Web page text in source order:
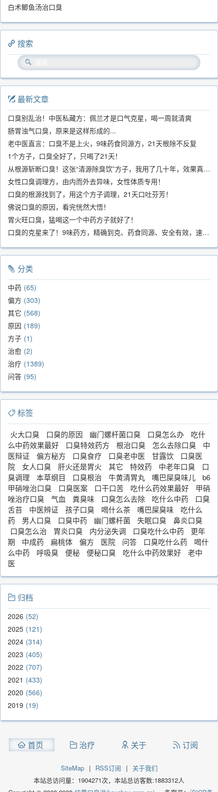
白术鲫鱼汤治口臭
搜索
最新文章
口臭别乱治！中医私藏方：佩兰才是口气克星，喝一周就清爽
肠胃浊气口臭，原来是这样形成的...
老中医直言：口臭不是上火，9味药食同源方，21天根除不反复
1个方子，口臭全好了，只喝了21天！
从根源斩断口臭！这张“清源除臭饮”方子，我用了几十年，效果真不错
女性口臭调理方，由内而外去异味，女性体质专用！
口臭的根源找到了，用这个方子调理，21天口吐芬芳！
佛说口臭的原因，看完恍然大悟！
胃火旺口臭，猛喝这一个中药方子就好了！
口臭的克星来了！9味药方，精确到克、药食同源、安全有效，速看！
分类
中药 65
偏方 303
其它 568
原因 189
方子 1
治愈 2
治疗 1389
问答 95
标签
火大口臭 口臭的原因 幽门螺杆菌口臭 口臭怎么办
吃什
么中药效果最好
口臭特效药方 根治口臭 怎么去除口臭
中
医辩证
偏方秘方 口臭食疗 口臭老中医 甘露饮
口臭医
院
女人口臭 肝火还是胃火 其它 特效药 中老年口臭
口
臭调理
本草纲目 口臭根治 牛黄清胃丸 嘴巴屎臭味儿
b6
甲硝唑治口臭
口臭医案 口干口苦 吃什么药效果最好
甲硝
唑治疗口臭
气血 粪臭味 口臭怎么去除 吃什么中药
口臭
舌苔
中医辨证 孩子口臭 喝什么茶 嘴巴屎臭味
吃什么
药
男人口臭 口臭中药 幽门螺杆菌 失眠口臭
鼻炎口臭
口臭怎么治
胃炎口臭 内分泌失调 口臭吃什么中药
更年
期
中成药 扁桃体 偏方 医院 问答 口臭吃什么药
喝什
么中药
呼吸臭 便秘 便秘口臭 吃什么中药效果好
老中
医
归档
2026 52
2025 121
2024 314
2023 405
2022 707
2021
433
2020 566
2019 19
首页 治疗 关于 订阅
SiteMap | RSS订阅 |
关于我们
本站总访问量： 1904271次，本站总访客数:1883312人